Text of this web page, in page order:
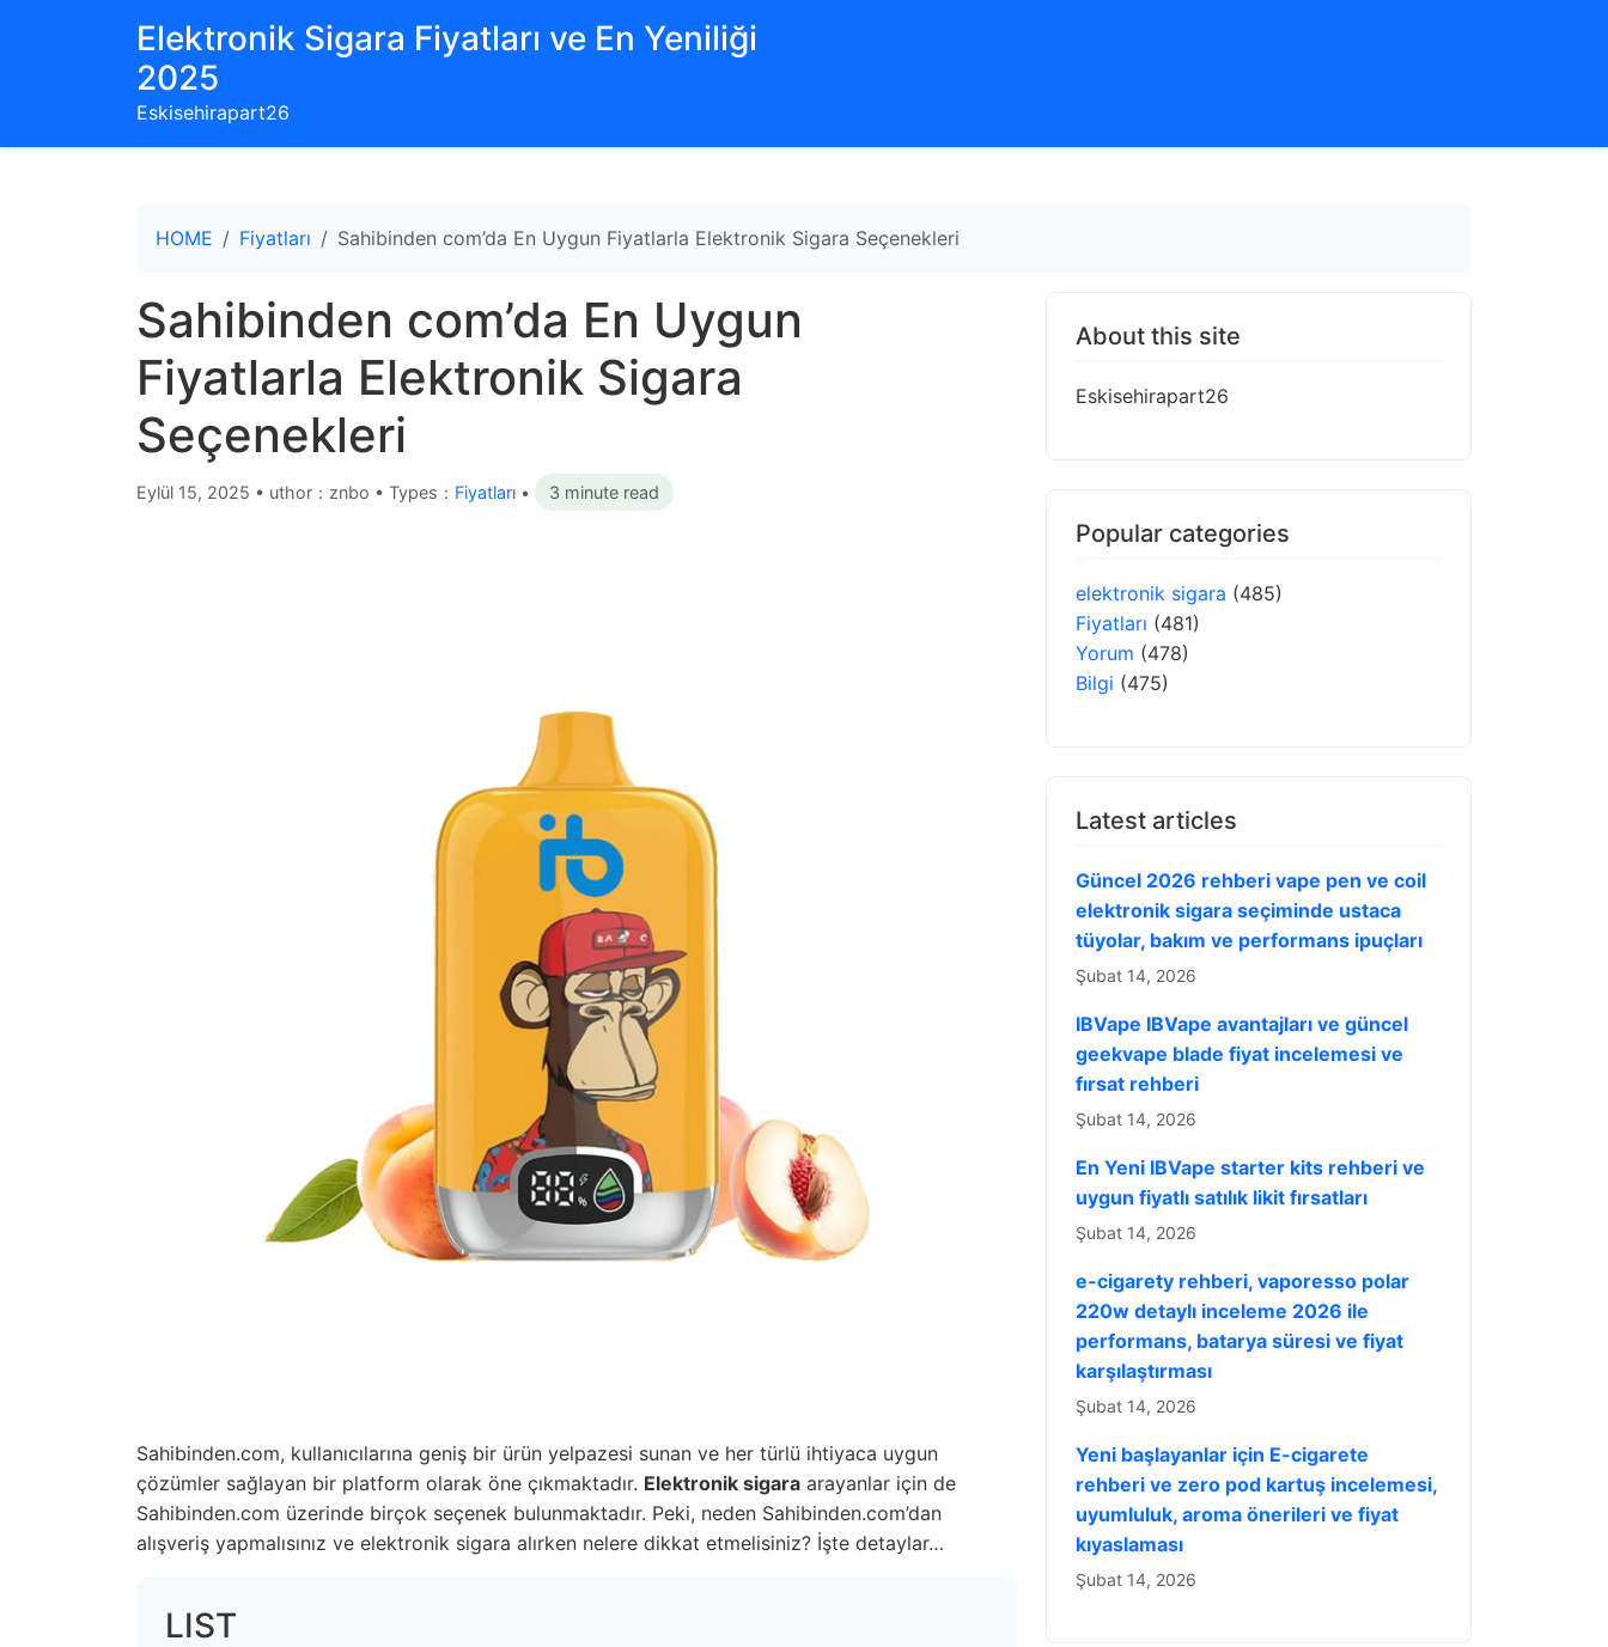
Elektronik Sigara Fiyatları ve En Yeniliği
2025
Eskisehirapart26
HOME Fiyatları Sahibinden com’da En Uygun Fiyatlarla Elektronik Sigara Seçenekleri
Sahibinden com’da En Uygun
Fiyatlarla Elektronik Sigara
Seçenekleri
Eylül 15, 2025 • uthor：znbo • Types： Fiyatları • 3 minute read
Sahibinden.com, kullanıcılarına geniş bir ürün yelpazesi sunan ve her türlü ihtiyaca uygun
çözümler sağlayan bir platform olarak öne çıkmaktadır. Elektronik sigara arayanlar için de
Sahibinden.com üzerinde birçok seçenek bulunmaktadır. Peki, neden Sahibinden.com’dan
alışveriş yapmalısınız ve elektronik sigara alırken nelere dikkat etmelisiniz? İşte detaylar…
LIST
About this site
Eskisehirapart26
Popular categories
elektronik sigara (485)
Fiyatları (481)
Yorum (478)
Bilgi (475)
Latest articles
Güncel 2026 rehberi vape pen ve coil
elektronik sigara seçiminde ustaca
tüyolar, bakım ve performans ipuçları
Şubat 14, 2026
IBVape IBVape avantajları ve güncel
geekvape blade fiyat incelemesi ve
fırsat rehberi
Şubat 14, 2026
En Yeni IBVape starter kits rehberi ve
uygun fiyatlı satılık likit fırsatları
Şubat 14, 2026
e-cigarety rehberi, vaporesso polar
220w detaylı inceleme 2026 ile
performans, batarya süresi ve fiyat
karşılaştırması
Şubat 14, 2026
Yeni başlayanlar için E-cigarete
rehberi ve zero pod kartuş incelemesi,
uyumluluk, aroma önerileri ve fiyat
kıyaslaması
Şubat 14, 2026